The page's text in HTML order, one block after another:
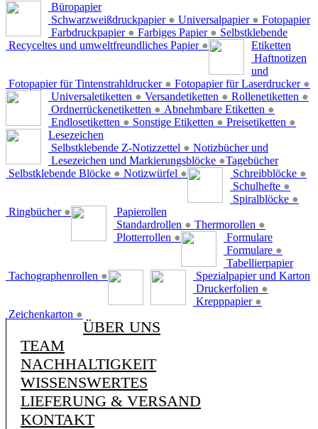
Büropapier
Schwarzweißdruckpapier ● Universalpapier ●
Farbdruckpapier ● Farbiges Papier ●
Recyceltes und umweltfreundliches Papier ●
Fotopapier
Fotopapier für Tintenstrahldrucker ● Fotopapier für Laserdrucker ●
Selbstklebende
Etiketten
Universaletiketten ● Versandetiketten ● Rollenetiketten ●
Ordnerrückenetiketten ● Abnehmbare Etiketten ●
Endlosetiketten ● Sonstige Etiketten ● Preisetiketten ●
Haftnotizen
und
Lesezeichen
Selbstklebende Z-Notizzettel ●
Lesezeichen und Markierungsblöcke ●
Selbstklebende Blöcke ● Notizwürfel ●
Notizbücher und
Tagebücher
Schreibblöcke ●
Schulhefte ●
Spiralblöcke ●
Ringbücher ●
Papierollen
Standardrollen ● Thermorollen ●
Plotterrollen ●
Formulare
Formulare ●
Tachographenrollen ●
Tabellierpapier
Spezialpapier und Karton
Druckerfolien ●
Krepppapier ●
Zeichenkarton ●
ÜBER UNS
TEAM
NACHHALTIGKEIT
WISSENSWERTES
LIEFERUNG & VERSAND
KONTAKT